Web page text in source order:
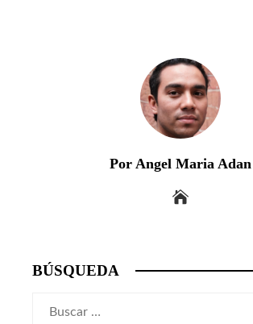
Por Angel Maria Adan
BÚSQUEDA